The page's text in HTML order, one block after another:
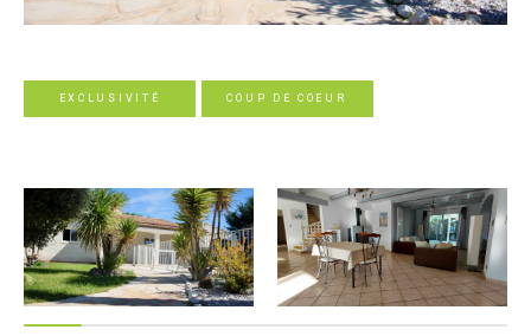
EXCLUSIVITÉ COUP DE COEUR